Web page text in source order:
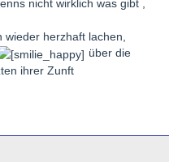
nicht wirklich was gibt ,
wieder herzhaft lachen,
über die
ihrer Zunft